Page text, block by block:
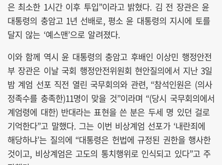
은 최소한 1시간 이후 투입”이라고 밝혔다. 김 전 장관은 윤
대통령의 충암고 1년 선배로, 평소 윤 대통령의 지시에 토를
달지 않는 ‘예스맨’으로 알려졌다.
이와 함께 역시 윤 대통령의 충암고 후배인 이상민 행정안전
부 장관은 이날 국회 행정안전위원회 현안질의에서 지난 3일
밤 계엄 선포 직전 열린 국무회의와 관련, “참석인원은 (의사
정족수를 충족한)11명이 맞을 것”이라며 “(당시 국무회의에서
계엄령에 대한) 반대라는 표현을 쓴 분은 두세 명 있던 걸로
기억한다”고 말했다. 그는 이번 비상계엄 선포가 ‘내란죄에
해당하냐’는 질의에 “대통령은 헌법에 규정된 권한을 행사한
것이고, 비상계엄은 고도의 통치행위로 인식되고 있다”고 주